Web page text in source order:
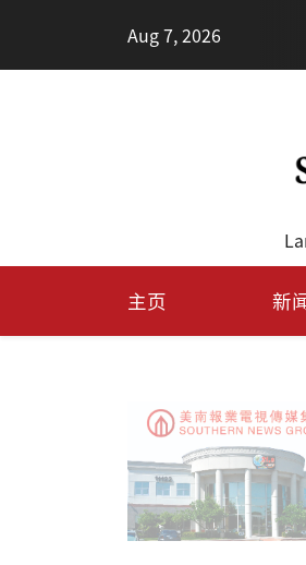
Aug 7, 2026
主页 新